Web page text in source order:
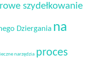
szydełkowanie
Dziergania na
narzędzia proces